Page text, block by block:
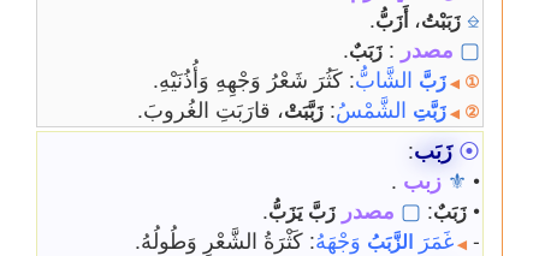
⎒ زَبَبْتُ، أَزَبُّ.
▢ مصدر : زَبَبٌ.
①
◀ زَبَّالشَّابُّ: كَثُرَ شَعْرُ وَجْهِهِ وَأُذُنَيْهِ.
②
◀ زَبَّتِالشَّمْسُ: زَبَّبَتْ، قارَبَتِ الغُروبَ.
⦿ زَبَب:
•
⚜ زبب .
• زَبَبٌ:
▢ مصدر زَبَّ يَزَبُّ.
-
◀ غَمَرَ الزَّبَبُوَجْهَهُ: كَثْرَةُ الشَّعْرِ وَطُولُهُ.